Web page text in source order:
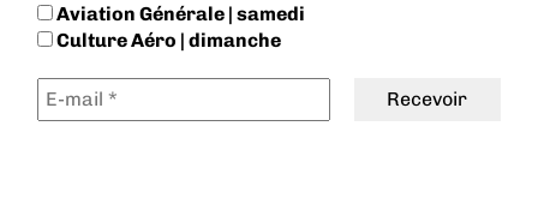
Aviation Générale | samedi
Culture Aéro | dimanche